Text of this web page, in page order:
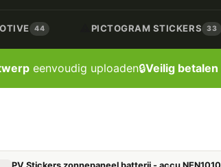
44 PICTOGRAM STICKERS 33
eenvoudig uploaden🔒Veilig betalen